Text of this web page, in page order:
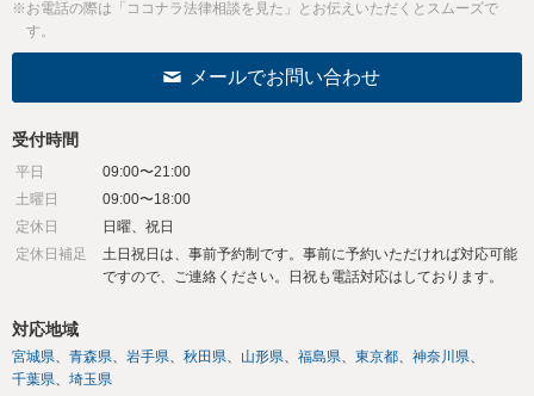
※お電話の際は「ココナラ法律相談を見た」とお伝えいただくとスムーズで
す。
メールでお問い合わせ
受付時間
平日
09:00〜21:00
土曜日
09:00〜18:00
定休日
日曜、祝日
定休日補足
土日祝日は、事前予約制です。事前に予約いただければ対応可能
ですので、ご連絡ください。日祝も電話対応はしております。
対応地域
宮城県 青森県 岩手県 秋田県 山形県 福島県 東京都
神奈川県
千葉県
埼玉県